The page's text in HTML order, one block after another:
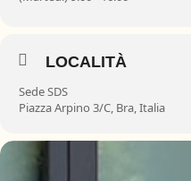
LOCALITÀ
Sede SDS
Piazza Arpino 3/C, Bra, Italia